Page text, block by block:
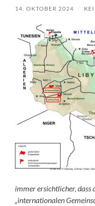
14. OKTOBER 2024 /
immer ersichtlicher, dass
„internationalen